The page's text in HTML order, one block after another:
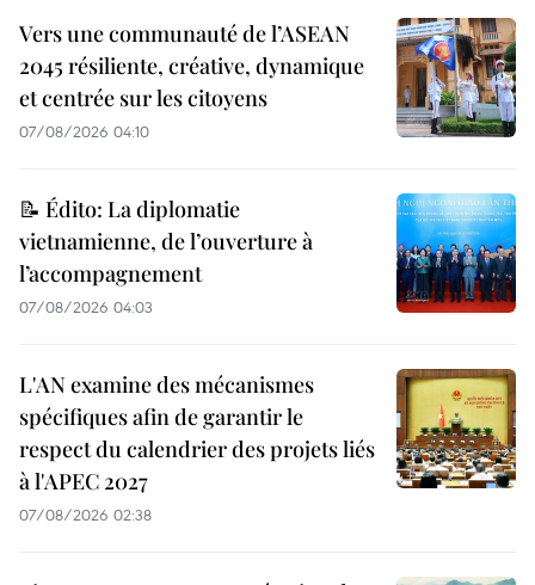
Vers une communauté de l’ASEAN
2045 résiliente, créative, dynamique
et centrée sur les citoyens
07/08/2026 04:10
📝 Édito: La diplomatie
vietnamienne, de l’ouverture à
l’accompagnement
07/08/2026 04:03
L'AN examine des mécanismes
spécifiques afin de garantir le
respect du calendrier des projets liés
à l'APEC 2027
07/08/2026 02:38